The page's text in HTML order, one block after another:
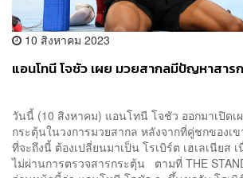
10 สิงหาคม 2023
แอนโทนี โจชัว เผย มวยสากลมีปัญหาสาร
วันนี้ (10 สิงหาคม) แอนโทนี โจชัว ออกมาเปิดเ
กระตุ้นในวงการมวยสากล หลังจากที่คู่ชกของเ
ที่จะถึงนี้ ต้องเปลี่ยนมาเป็น โรเบิร์ต เฮเลเนียส
ไม่ผ่านการตรวจสารกระตุ้น ตามที่ THE